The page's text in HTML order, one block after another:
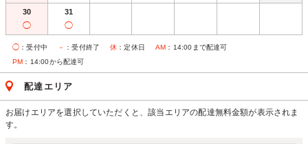
30
◯
31
◯
◯ ：受付中 － ：受付終了 休 ：定休日 AM ：14:00まで配達可
PM ：14:00から配達可
配達エリア
お届けエリアを選択していただくと、該当エリアの配達無料金額が表示されま
す。